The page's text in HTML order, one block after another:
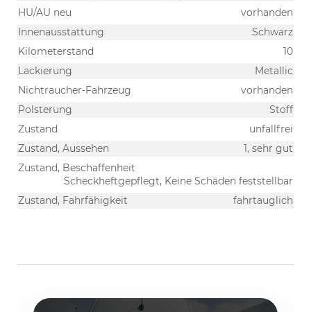
HU/AU neu
vorhanden
Innenausstattung
Schwarz
Kilometerstand
10
Lackierung
Metallic
Nichtraucher-Fahrzeug
vorhanden
Polsterung
Stoff
Zustand
unfallfrei
Zustand, Aussehen
1, sehr gut
Zustand, Beschaffenheit
Scheckheftgepflegt, Keine Schäden feststellbar
Zustand, Fahrfähigkeit
fahrtauglich